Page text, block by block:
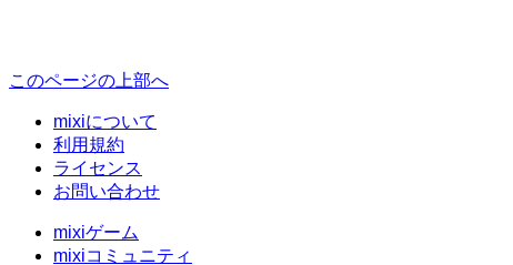
このページの上部へ
mixiについて
利用規約
ライセンス
お問い合わせ
mixiゲーム
mixiコミュニティ